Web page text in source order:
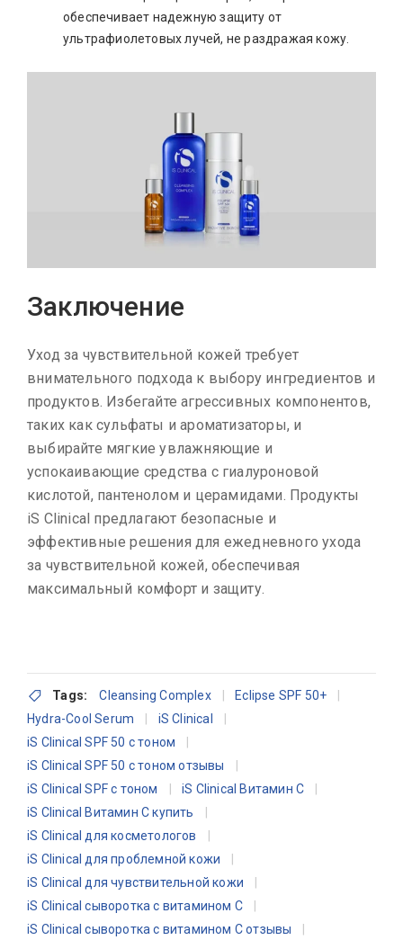
обеспечивает надежную защиту от
ультрафиолетовых лучей, не раздражая кожу.
Заключение
Уход за чувствительной кожей требует
внимательного подхода к выбору ингредиентов и
продуктов. Избегайте агрессивных компонентов,
таких как сульфаты и ароматизаторы, и
выбирайте мягкие увлажняющие и
успокаивающие средства с гиалуроновой
кислотой, пантенолом и церамидами. Продукты
iS Clinical предлагают безопасные и
эффективные решения для ежедневного ухода
за чувствительной кожей, обеспечивая
максимальный комфорт и защиту.
Tags: Cleansing Complex
Eclipse SPF 50+
Hydra-Cool Serum
iS Clinical
iS Clinical SPF 50 с тоном
iS Clinical SPF 50 с тоном отзывы
iS Clinical SPF с тоном
iS Clinical Витамин C
iS Clinical Витамин C купить
iS Clinical для косметологов
iS Clinical для проблемной кожи
iS Clinical для чувствительной кожи
iS Clinical сыворотка с витамином C
iS Clinical сыворотка с витамином C отзывы